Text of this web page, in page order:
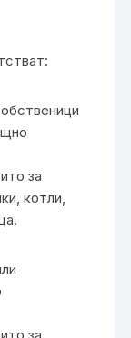
за
котли,
за